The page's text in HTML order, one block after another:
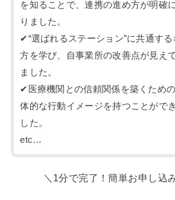
を知ることで、連携の進め方が明確
りました。
✔“選ばれるステーション”に共通する
方を学び、自事業所の改善点が見え
ました。
✔医療機関との信頼関係を築くため
体的な行動イメージを持つことがで
した。
etc…
＼1分で完了！簡単お申し込